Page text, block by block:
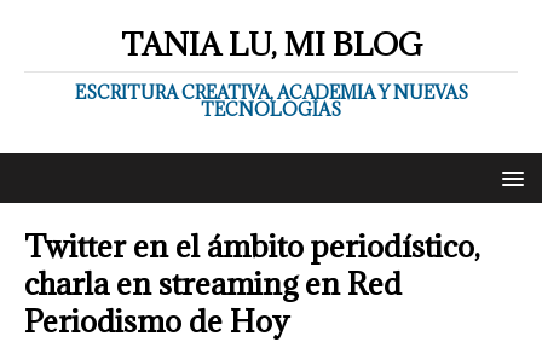
TANIA LU, MI BLOG
ESCRITURA CREATIVA, ACADEMIA Y NUEVAS
TECNOLOGÍAS
Twitter en el ámbito periodístico,
charla en streaming en Red
Periodismo de Hoy